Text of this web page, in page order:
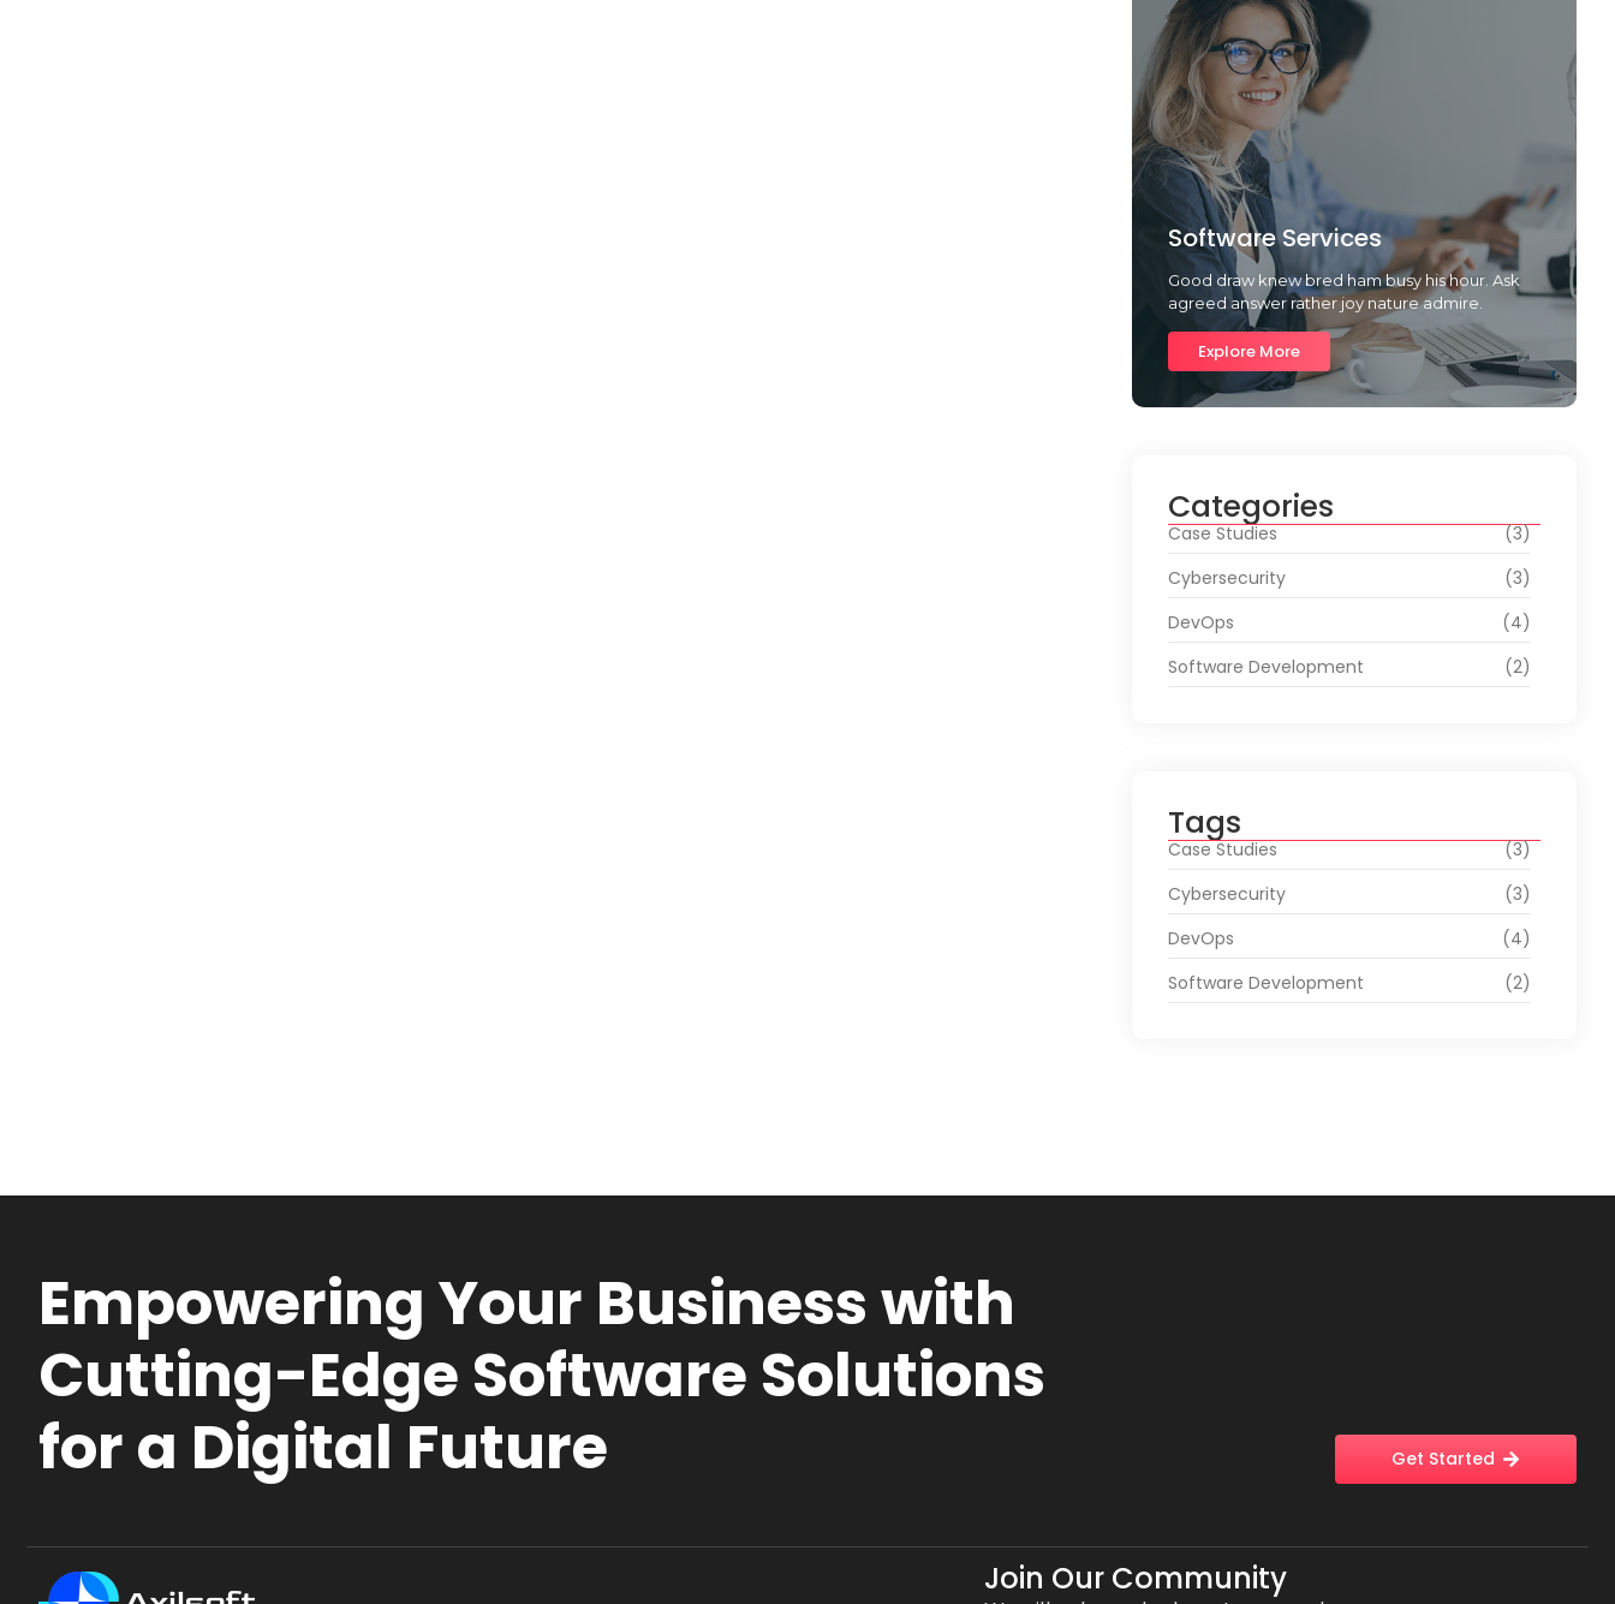
Software Services
Good draw knew bred ham busy his hour. Ask
agreed answer rather joy nature admire.
Explore More
Categories
Case Studies
(3)
Cybersecurity
(3)
DevOps
(4)
Software Development
(2)
Tags
Case Studies
(3)
Cybersecurity
(3)
DevOps
(4)
Software Development
(2)
Empowering Your Business with
Cutting-Edge Software Solutions
for a Digital Future
Get Started
Join Our Community